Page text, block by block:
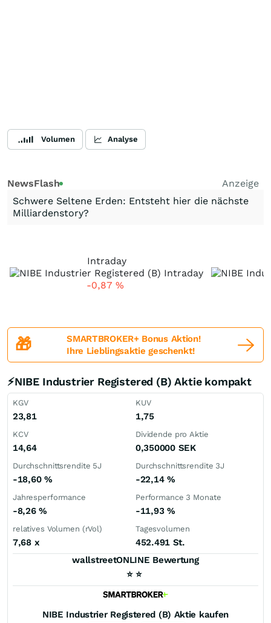
Volumen Analyse
NewsFlash
Anzeige
Schwere Seltene Erden: Entsteht hier die nächste
Milliardenstory?
Intraday
-0,87 %
🎁
SMARTBROKER+ Bonus Aktion!
Ihre Lieblingsaktie geschenkt!
⚡NIBE Industrier Registered (B) Aktie kompakt
KGV
23,81
KUV
1,75
KCV
14,64
Dividende pro Aktie
0,350000 SEK
Durchschnittsrendite 5J
-18,60 %
Durchschnittsrendite 3J
-22,14 %
Jahresperformance
-8,26%
Performance 3 Monate
-11,93 %
relatives Volumen (rVol)
7,68 x
Tagesvolumen
452.491 St.
wallstreetONLINE Bewertung
⭐ ⭐
NIBE Industrier Registered (B) Aktie kaufen